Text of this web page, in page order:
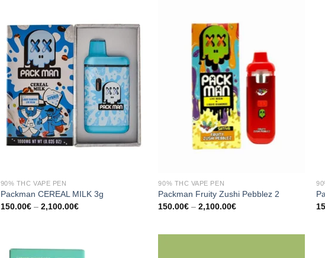
90% THC VAPE PEN
Packman CEREAL MILK 3g
150.00€ – 2,100.00€Preisspanne:
90% THC VAPE PEN
Packman Fruity Zushi Pebblez 2
150.00€ –2,100.00€Preisspanne: